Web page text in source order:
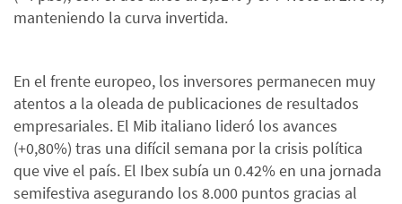
manteniendo la curva invertida.
En el frente europeo, los inversores permanecen muy
atentos a la oleada de publicaciones de resultados
empresariales. El Mib italiano lideró los avances
(+0,80%) tras una difícil semana por la crisis política
que vive el país. El Ibex subía un 0.42% en una jornada
semifestiva asegurando los 8.000 puntos gracias al